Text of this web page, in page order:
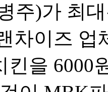
주)가 최
차이즈 업
킨을 6000